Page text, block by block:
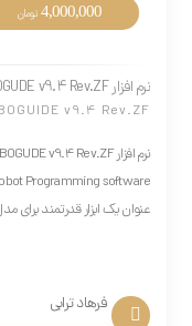
4,000,000 تومان
نرم افزار FANUC ROBOGUDE v9.4 Rev.ZF
v9.4 Rev.ZF
عنوان یک ابزار قدرتمند
فرهاد ترابی